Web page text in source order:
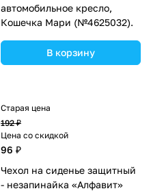
автомобильное кресло,
Кошечка Мари (№4625032).
В корзину
Старая цена
192 ₽
Цена со скидкой
96 ₽
Чехол на сиденье защитный
- незапинайка «Алфавит»